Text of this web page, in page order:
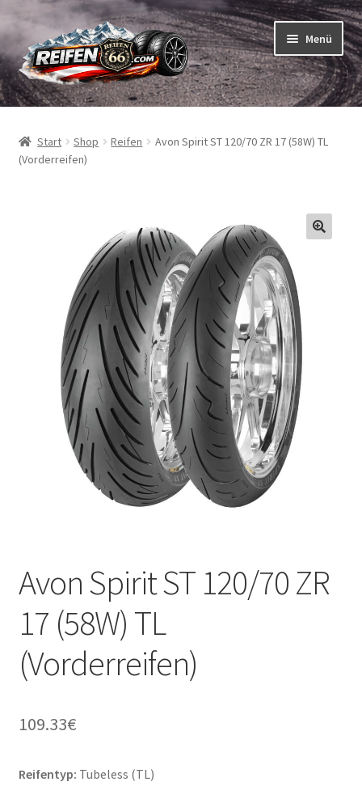
Zur
Navigation
springen
Zum
Inhalt
springen
Menü
Reifen
Schläuche
Reifentests
Kontakt
Start Shop Reifen
Avon Spirit ST 120/70 ZR 17 (58W) TL
(Vorderreifen)
Avon Spirit ST 120/70 ZR
17 (58W) TL
(Vorderreifen)
109.33€
Reifentyp: Tubeless (TL)